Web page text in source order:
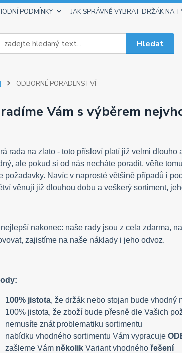
PODMÍNKY JAK SPRÁVNĚ VYBRAT DRŽÁK NA
Hledat
ODBORNÉ PORADENSTVÍ
Vám s výběrem
rada na zlato - toto přísloví platí již velmi
ale pokud si od nás necháte poradit, věřte
požadavky. Navíc v naprosté většině případů i
věnují již dlouhou dobu a veškerý sortiment,
nakonec: naše rady jsou z cela zdarma,
zajistíme na naše náklady i jeho odvoz.
100% jistota, že držák nebo stojan bude vhodný
100% jistota, že zboží bude přesně dle Vašich
nemusíte znát problematiku sortimentu
nabídku vhodného sortimentu Vám vypracuje
zašleme Vám několikVariant vhodného řešení